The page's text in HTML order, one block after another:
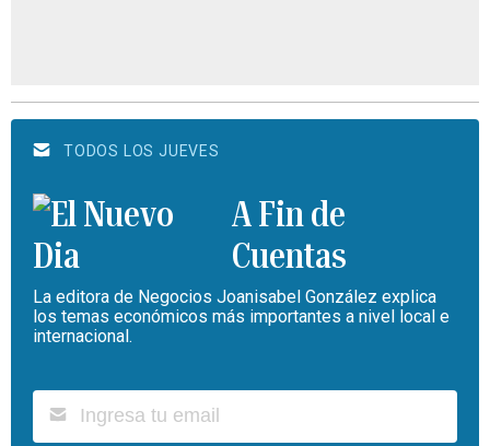
TODOS LOS JUEVES
A Fin de
Cuentas
La editora de Negocios Joanisabel González explica
los temas económicos más importantes a nivel local e
internacional.